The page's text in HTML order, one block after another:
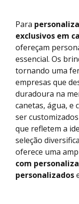
Para
exclusivos em
ofereçam
essencial. Os
tornando uma
empresas que
duradoura na
canetas, água, e
ser
que refletem a
seleção
oferece uma
com
personalizados